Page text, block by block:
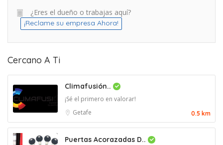
¿Eres el dueño o trabajas aquí?
¡Reclame su empresa Ahora!
Cercano A Ti
Climafusión..
¡Sé el primero en valorar!
Getafe
0.5 km
Puertas Acorazadas D..